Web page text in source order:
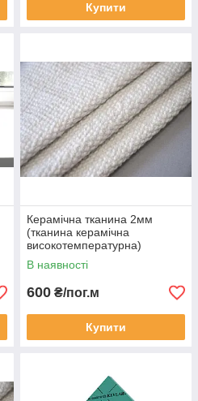
Купити
Керамічна тканина 2мм
(тканина керамічна
високотемпературна)
В наявності
600 ₴/пог.м
Купити